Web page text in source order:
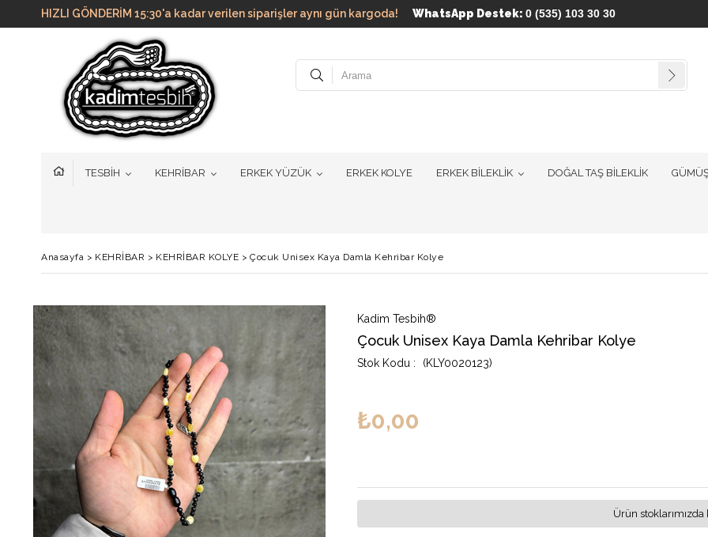
HIZLI GÖNDERİM 15:30'a kadar verilen siparişler aynı gün kargoda! WhatsApp Destek: 0 (535) 103 30 30
TESBİH KEHRİBAR ERKEK YÜZÜK ERKEK KOLYE ERKEK BİLEKLİK DOĞAL TAŞ BİLEKLİK
Anasayfa > KEHRİBAR > KEHRİBAR KOLYE > Çocuk Unisex Kaya Damla Kehribar Kolye
Kadim Tesbih®
Çocuk Unisex Kaya Damla Kehribar Kolye
(KLY0020123)
₺0,00
Ürün stoklarımızda